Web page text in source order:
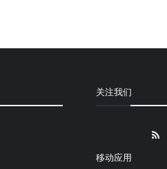
关注我们
移动应用